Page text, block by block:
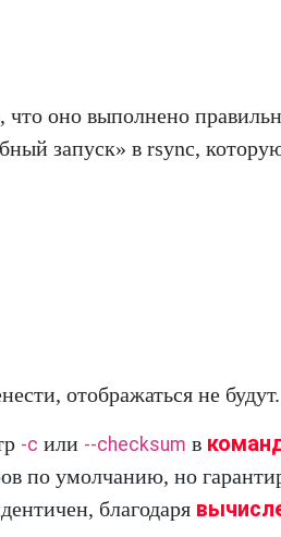
что оно выполнено
запуск» в rsync,
отображаться не будут.
-c или --checksum в
по умолчанию, но
благодаря